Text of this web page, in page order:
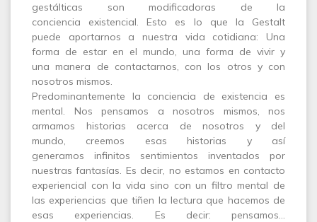
gestálticas son modificadoras de la
conciencia existencial. Esto es lo que la Gestalt
puede aportarnos a nuestra vida cotidiana: Una
forma de estar en el mundo, una forma de vivir y
una manera de contactarnos, con los otros y con
nosotros mismos.
Predominantemente la conciencia de existencia es
mental. Nos pensamos a nosotros mismos, nos
armamos historias acerca de nosotros y del
mundo, creemos esas historias y así
generamos infinitos sentimientos inventados por
nuestras fantasías. Es decir, no estamos en contacto
experiencial con la vida sino con un filtro mental de
las experiencias que tiñen la lectura que hacemos de
esas experiencias. Es decir: pensamos…